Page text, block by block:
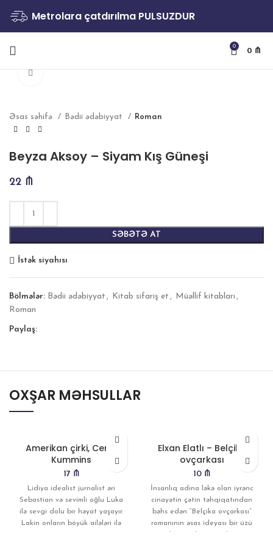
Metrolara çatdırılma PULSUZDUR
0
0 ₼
Əsas səhifə Bədii ədəbiyyat Roman
Beyza Aksoy – Siyam Kış Güneşi
22 ₼
SƏBƏTƏ AT
İstək siyahısı
Bölmələr: Bədii ədəbiyyat , Kitab sifariş et , Müəllif kitabları ,
Roman
Paylaş:
OXŞAR MƏHSULLAR
Amerikan çirki, Cenni
Kummins
17 ₼
Lidiya idealist jurnalist əri
Sebastian və sevimli oğlu Luka
ilə sevgi dolu bir həyat yaşayır.
Lakin onların böyük ailələri ilə
Elxan Elatlı – Belçika
ovçarkası
10 ₼
İnsanlıq adına ləkə olan iyrənc
cinayətin çətin təhqiqatından
bəhs edən “Belçika ovçarkası”
romanının əsas ideyası bir üzü